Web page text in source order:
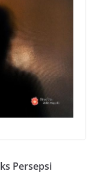
Persepsi